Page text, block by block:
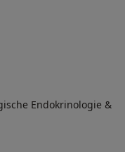
Endokrinologie &